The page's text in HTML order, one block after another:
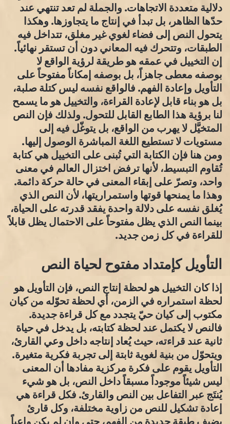
دلالية متعددة الاتجاهات. والجملة لم تعد تنتهي عند
حدّها الظاهر، بل تبدأ في إنتاج ما يتجاوزها. وهكذا
يتحول النص إلى فضاء لغوي غير مغلق، تتداخل فيه
الطبقات، وتتحرك فيه المعاني دون أن تستقر نهائياً.
إن التخييل في عمقه هو طريقة لرؤية الواقع لا
بوصفه معطى جاهزاً، بل بوصفه إمكاناً مفتوحاً على
التأويل وإعادة الفهم. فالواقع نفسه ليس كتلة صلبة،
بل هو بناء قابل لإعادة القراءة، والتخييل هو ما يسمح
لنا برؤية هذا الطابع القابل للتحول. ولذلك فإن النص
المتخيَّل لا يهرب من الواقع، بل يتوغّل فيه إلى
مستويات لا تستطيع اللغة المباشرة الوصول إليها.
ومن هنا فإن الكتابة التي تُبنى على التخييل هي كتابة
تُقاوم التبسيط، لأنها ترفض اختزال العالم في معنى
واحد، وتصرّ على إبقاء المعنى في حالة حركة دائمة.
وهذا ما يمنحها قوتها واستمراريتها، لأن النص الذي
يُغلق نفسه على دلالة واحدة يفقد قدرته على الحياة،
بينما النص الذي يظل مفتوحاً على الاحتمال يظل قابلاً
للقراءة في كل زمن جديد.
التأويل كإمتداد مفتوح لحياة النص
إذا كان التخييل هو لحظة إنتاج النص، فإن التأويل هو
لحظة استمراره في الزمن، أي لحظة تحوّله من كيان
مكتوب إلى كيان حيّ يتجدد مع كل قراءة جديدة.
فالنص لا يكتمل عند لحظة كتابته، بل يدخل في حياة
ثانية عند قراءته، حيث يُعاد إنتاجه داخل وعي القارئ،
ويتحوّل من بنية لغوية ثابتة إلى تجربة فكرية متغيرة.
التأويل يقوم على فكرة مركزية مفادها أن المعنى
ليس شيئاً موجوداً مسبقاً داخل النص، بل هو شيء
يُنتَج عبر التفاعل بين النص والقارئ. فكل قراءة هي
إعادة تشكيل للنص من زاوية مختلفة، وكل قارئ
يضيف طبقة جديدة من الفهم، حتى وإن لم يكن واعياً